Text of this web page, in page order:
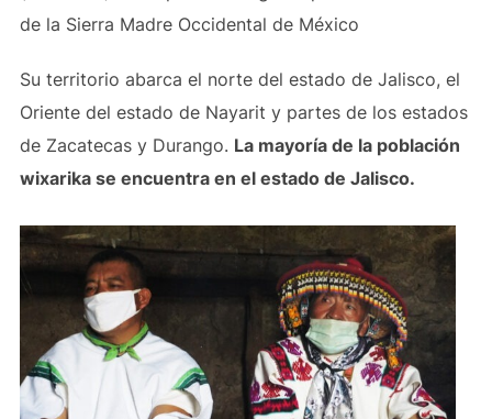
de la Sierra Madre Occidental de México
Su territorio abarca el norte del estado de Jalisco, el
Oriente del estado de Nayarit y partes de los estados
de Zacatecas y Durango. La mayoría de la población
wixarika se encuentra en el estado de Jalisco.